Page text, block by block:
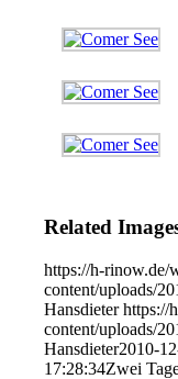
Related
https://h-rinow.de/
content/uploads/
Hansdieter https://
content/uploads/
Hansdieter2010-
17:28:34Zwei